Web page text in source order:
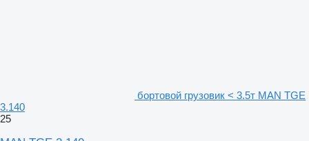
бортовой грузовик < 3.5т MAN TGE
3.140
25